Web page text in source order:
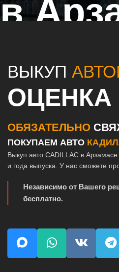
в
ВЫКУП
ОЦЕНКА
ОБЯЗАТЕЛЬНО
ПОКУПАЕМ АВТО
Выкуп авто CADILLAC в
и года выпуска. У нас сможете
Независимо от Вашего
бесплатно.